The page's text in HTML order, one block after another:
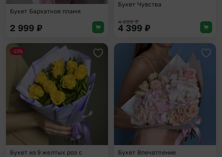
Букет Бархатное пламя
2 999 ₽
Букет Чувства
4 899₽
4 399 ₽
Добавить в избранное
-10%
Букет из 9 желтых роз с
Букет Впечатление